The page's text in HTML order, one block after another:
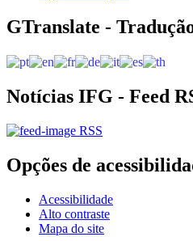
GTranslate -
Notícias IFG - Feed
RSS
Opções de
Acessibilidade
Alto contraste
Mapa do site